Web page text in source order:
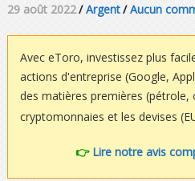
29 août 2022/ Argent/ Aucun
Avec eToro, investissez plus
actions d'entreprise (Google,
des matières premières (pétrole,
cryptomonnaies et les devises
👉 Lire notre avis